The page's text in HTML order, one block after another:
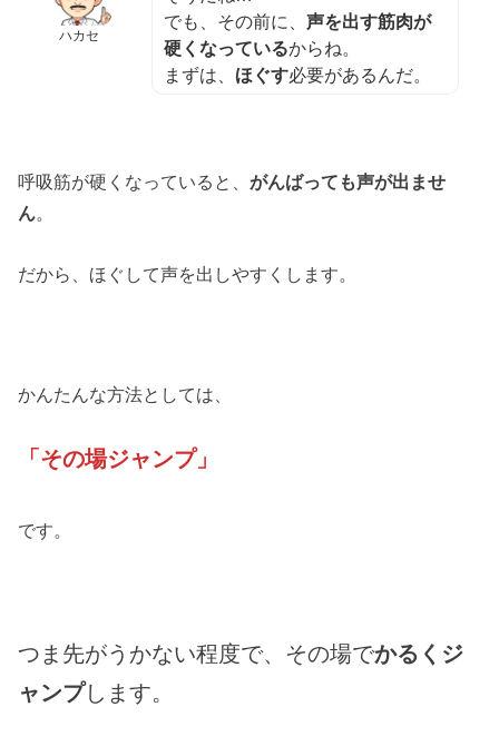
ハカセ
でも、その前に、声を出す筋肉が
硬くなっているからね。
まずは、 ほぐす必要があるんだ。
呼吸筋が硬くなっていると、がんばっても声が出ませ
ん。
だから、ほぐして声を出しやすくします。
かんたんな方法としては、
「その場ジャンプ」
です。
つま先がうかない程度で、その場でかるくジ
ャンプします。